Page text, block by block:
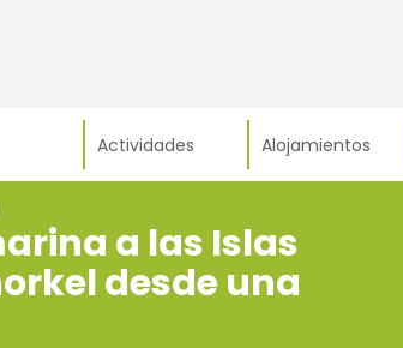
Actividades Alojamientos
a las Islas
desde una